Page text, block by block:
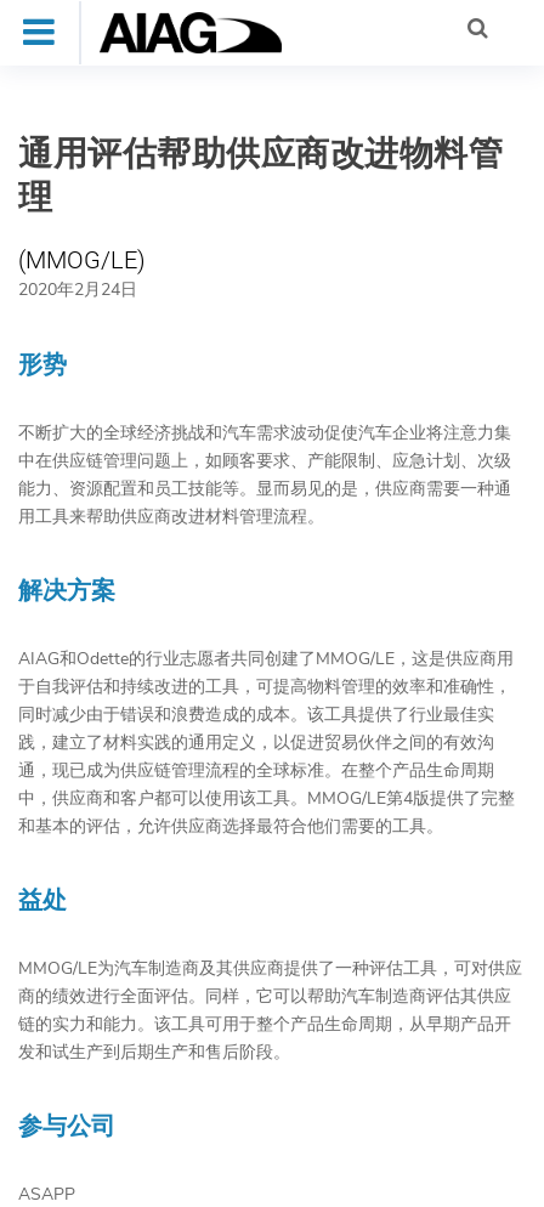
通用评估帮助供应商改进物料管
理
(MMOG/LE)
2020年2月24日
形势
不断扩大的全球经济挑战和汽车需求波动促使汽车企业将注意力集
中在供应链管理问题上，如顾客要求、产能限制、应急计划、次级
能力、资源配置和员工技能等。显而易见的是，供应商需要一种通
用工具来帮助供应商改进材料管理流程。
解决方案
AIAG和Odette的行业志愿者共同创建了MMOG/LE，这是供应商用
于自我评估和持续改进的工具，可提高物料管理的效率和准确性，
同时减少由于错误和浪费造成的成本。该工具提供了行业最佳实
践，建立了材料实践的通用定义，以促进贸易伙伴之间的有效沟
通，现已成为供应链管理流程的全球标准。在整个产品生命周期
中，供应商和客户都可以使用该工具。MMOG/LE第4版提供了完整
和基本的评估，允许供应商选择最符合他们需要的工具。
益处
MMOG/LE为汽车制造商及其供应商提供了一种评估工具，可对供应
商的绩效进行全面评估。同样，它可以帮助汽车制造商评估其供应
链的实力和能力。该工具可用于整个产品生命周期，从早期产品开
发和试生产到后期生产和售后阶段。
参与公司
ASAPP